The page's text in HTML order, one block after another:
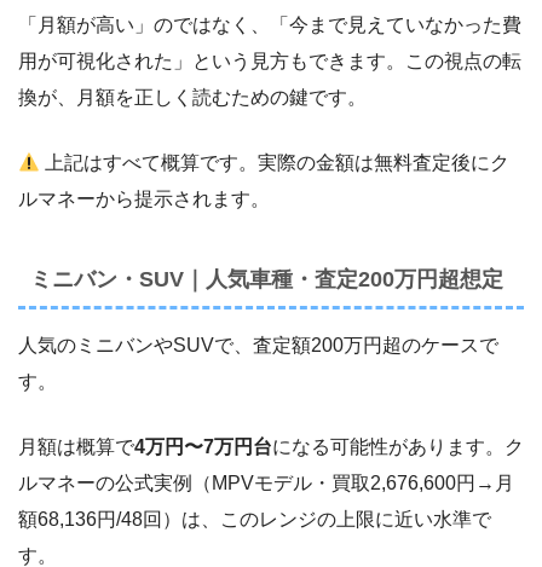
「月額が高い」のではなく、「今まで見えていなかった費
用が可視化された」という見方もできます。この視点の転
換が、月額を正しく読むための鍵です。
上記はすべて概算です。実際の金額は無料査定後にク
ルマネーから提示されます。
ミニバン・SUV｜人気車種・査定200万円超想定
人気のミニバンやSUVで、査定額200万円超のケースで
す。
月額は概算で4万円〜7万円台になる可能性があります。ク
ルマネーの公式実例（MPVモデル・買取2,676,600円→月
額68,136円/48回）は、このレンジの上限に近い水準で
す。